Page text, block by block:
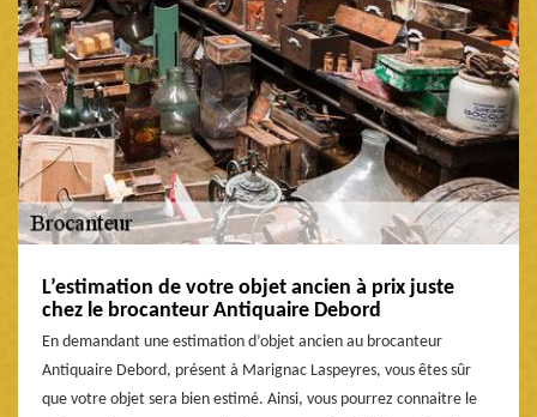
L’estimation de votre objet ancien à prix juste
chez le brocanteur Antiquaire Debord
En demandant une estimation d’objet ancien au brocanteur
Antiquaire Debord, présent à Marignac Laspeyres, vous êtes sûr
que votre objet sera bien estimé. Ainsi, vous pourrez connaitre le